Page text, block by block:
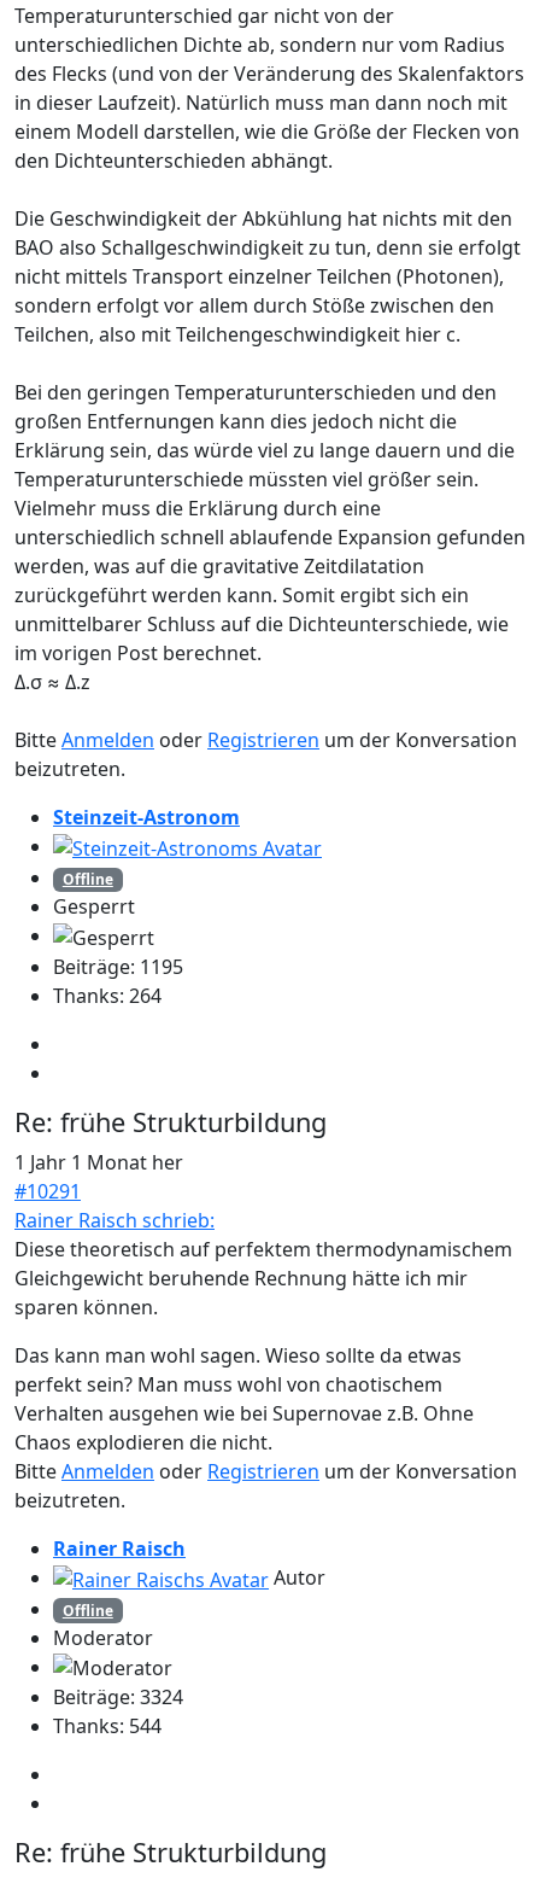
Temperaturunterschied gar nicht von der
unterschiedlichen Dichte ab, sondern nur vom Radius
des Flecks (und von der Veränderung des Skalenfaktors
in dieser Laufzeit). Natürlich muss man dann noch mit
einem Modell darstellen, wie die Größe der Flecken von
den Dichteunterschieden abhängt.
Die Geschwindigkeit der Abkühlung hat nichts mit den
BAO also Schallgeschwindigkeit zu tun, denn sie erfolgt
nicht mittels Transport einzelner Teilchen (Photonen),
sondern erfolgt vor allem durch Stöße zwischen den
Teilchen, also mit Teilchengeschwindigkeit hier c.
Bei den geringen Temperaturunterschieden und den
großen Entfernungen kann dies jedoch nicht die
Erklärung sein, das würde viel zu lange dauern und die
Temperaturunterschiede müssten viel größer sein.
Vielmehr muss die Erklärung durch eine
unterschiedlich schnell ablaufende Expansion gefunden
werden, was auf die gravitative Zeitdilatation
zurückgeführt werden kann. Somit ergibt sich ein
unmittelbarer Schluss auf die Dichteunterschiede, wie
im vorigen Post berechnet.
Δ.σ ≈ Δ.z
BitteAnmelden oder Registrieren um der Konversation
beizutreten.
Steinzeit-Astronom
Offline
Gesperrt
Beiträge: 1195
Thanks: 264
Re: frühe Strukturbildung
1 Jahr 1 Monat her
#10291
Rainer Raisch schrieb:
Diese theoretisch auf perfektem thermodynamischem
Gleichgewicht beruhende Rechnung hätte ich mir
sparen können.
Das kann man wohl sagen. Wieso sollte da etwas
perfekt sein? Man muss wohl von chaotischem
Verhalten ausgehen wie bei Supernovae z.B. Ohne
Chaos explodieren die nicht.
BitteAnmelden oder Registrieren um der Konversation
beizutreten.
Rainer Raisch
Autor
Offline
Moderator
Beiträge: 3324
Thanks: 544
Re: frühe Strukturbildung